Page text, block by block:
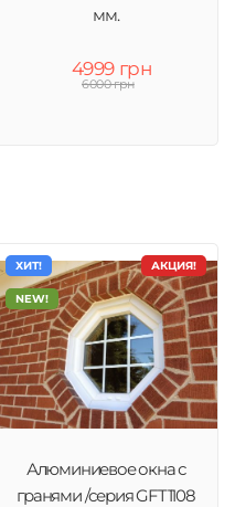
мм.
4999 грн
6000 грн
АКЦИЯ!
ХИТ!
NEW!
Алюминиевое окна с
гранями /серия GFT1108